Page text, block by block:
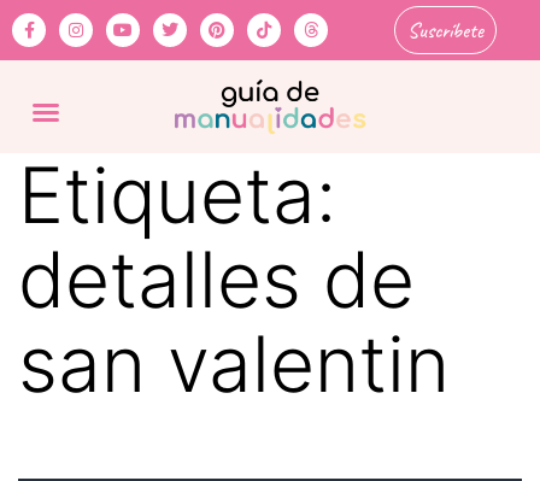
Suscríbete
Etiqueta:
detalles de
san valentin